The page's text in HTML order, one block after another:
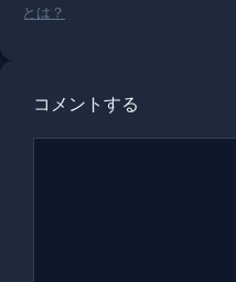
とは？
コメントする